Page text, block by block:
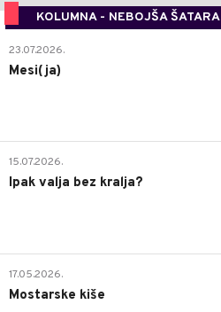
KOLUMNA - NEBOJŠA ŠATARA
23.07.2026.
Mesi(ja)
15.07.2026.
Ipak valja bez kralja?
17.05.2026.
Mostarske kiše